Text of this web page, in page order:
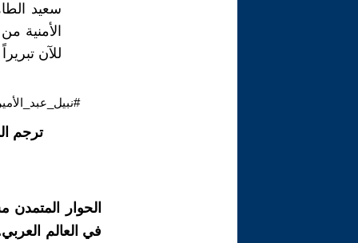
سعيد
الأمنية
للآن
ترجم
الحوار
في العالم